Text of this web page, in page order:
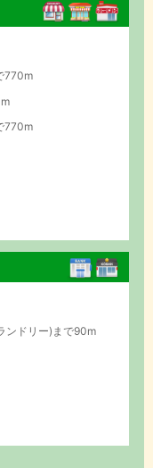
770m
770m
ンドリー)まで90m